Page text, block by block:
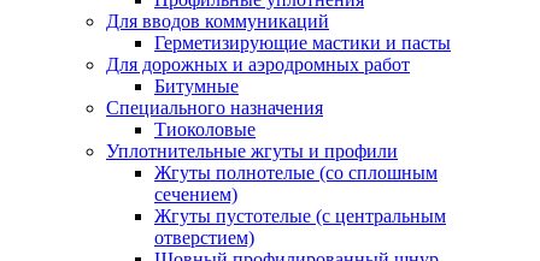
Для вводов коммуникаций
Герметизирующие мастики и пасты
Для дорожных и аэродромных работ
Битумные
Специального назначения
Тиоколовые
Уплотнительные жгуты и профили
Жгуты полнотелые (со сплошным
сечением)
Жгуты пустотелые (с центральным
отверстием)